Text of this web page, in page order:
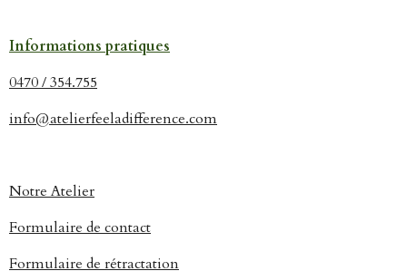
Informations pratiques
0470 / 354.755
info@atelierfeeladifference.com
Notre Atelier
Formulaire de contact
Formulaire de rétractation